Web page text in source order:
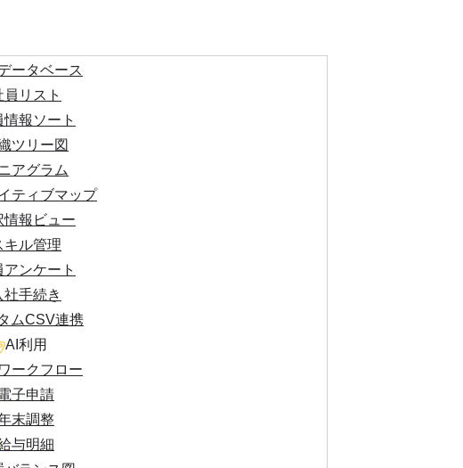
ータベース
員リスト
報ソート
ツリー図
アグラム
ティブマップ
情報ビュー
キル管理
ンケート
社手続き
ムCSV連携
AI利用
ークフロー
子申請
末調整
与明細